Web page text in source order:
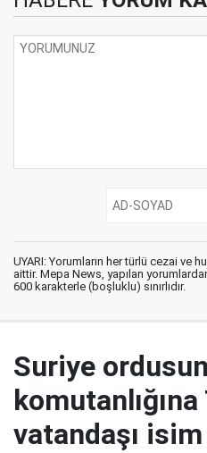
UYARI: Yorumların her türlü cezai ve
aittir. Mepa News, yapılan
600 karakterle (boşluklu) sınırlıdır.
Suriye
vatandaşı isim